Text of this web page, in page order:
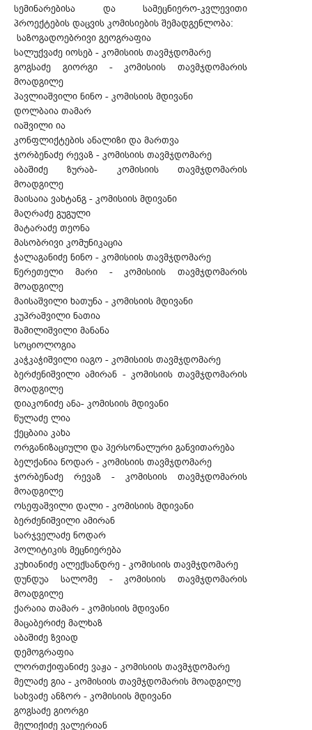
სემინარებისა და სამეცნიერო-კვლევითი
პროექტების დაცვის კომისიების შემადგენლობა:
საზოგადოებრივი გეოგრაფია
სალუქვაძე იოსებ - კომისიის თავმჯდომარე
გოგსაძე გიორგი - კომისიის თავმჯდომარის
მოადგილე
პავლიაშვილი ნინო - კომისიის მდივანი
დოლბაია თამარ
იაშვილი ია
კონფლიქტების ანალიზი და მართვა
ჯორბენაძე რევაზ - კომისიის თავმჯდომარე
აბაშიძე ზურაბ- კომისიის თავმჯდომარის
მოადგილე
მაისაია ვახტანგ - კომისიის მდივანი
მაღრაძე გუგული
მატარაძე თეონა
მასობრივი კომუნიკაცია
ჭალაგანიძე ნინო - კომისიის თავმჯდომარე
წერეთელი მარი - კომისიის თავმჯდომარის
მოადგილე
მაისაშვილი ხათუნა - კომისიის მდივანი
კუპრაშვილი ნათია
შამილიშვილი მანანა
სოციოლოგია
კაჭკაჭიშვილი იაგო - კომისიის თავმჯდომარე
ბერძენიშვილი ამირან - კომისიის თავმჯდომარის
მოადგილე
დიაკონიძე ანა- კომისიის მდივანი
წულაძე ლია
ქეცბაია კახა
ორგანიზაციული და პერსონალური განვითარება
ბელქანია ნოდარ - კომისიის თავმჯდომარე
ჯორბენაძე რევაზ - კომისიის თავმჯდომარის
მოადგილე
ოსეფაშვილი დალი - კომისიის მდივანი
ბერძენიშვილი ამირან
სარჯველაძე ნოდარ
პოლიტიკის მეცნიერება
კუხიანიძე ალექსანდრე - კომისიის თავმჯდომარე
დუნდუა სალომე - კომისიის თავმჯდომარის
მოადგილე
ქარაია თამარ - კომისიის მდივანი
მაცაბერიძე მალხაზ
აბაშიძე ზვიად
დემოგრაფია
ლორთქიფანიძე ვაჟა - კომისიის თავმჯდომარე
მელაძე გია - კომისიის თავმჯდომარის მოადგილე
სახვაძე ანზორ - კომისიის მდივანი
გოგსაძე გიორგი
მელიქიძე ვალერიან